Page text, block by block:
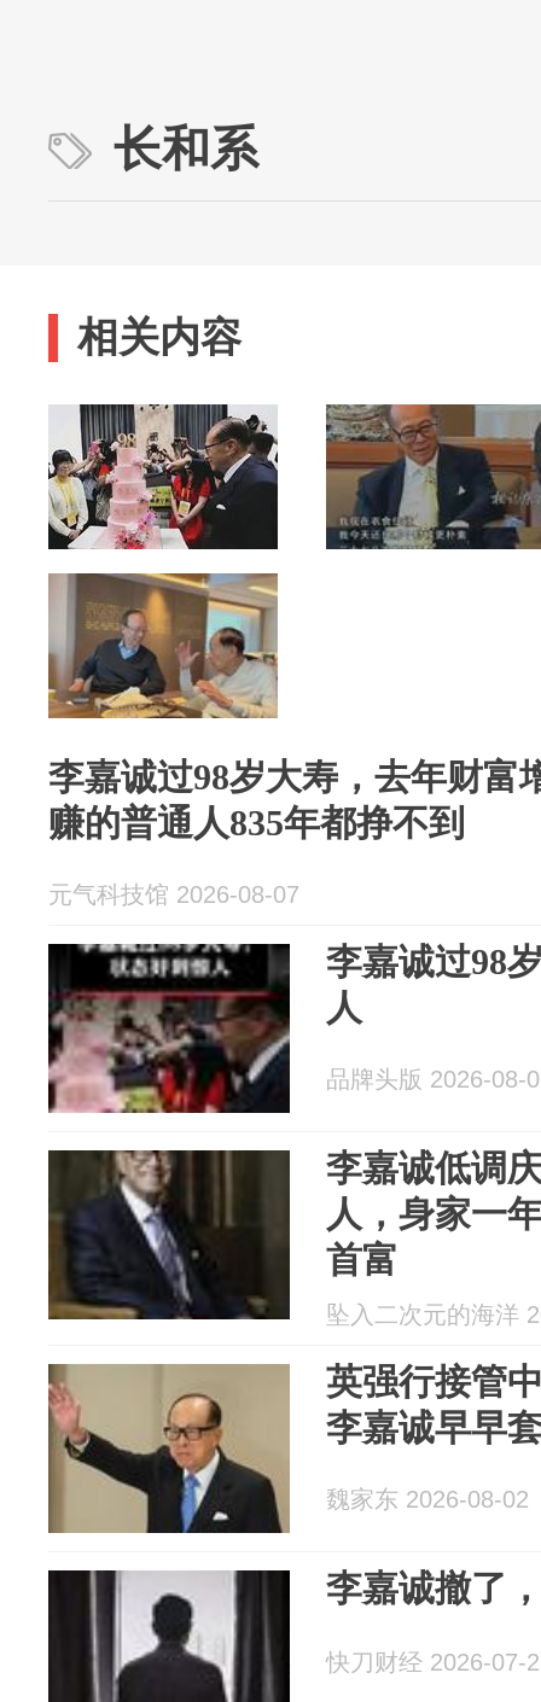
长和系
相关内容
李嘉诚过98岁大寿，去年财富
赚的普通人835年都挣不到
元气科技馆 2026-08-07
李嘉诚过98
人
品牌头版 2026-08-
李嘉诚低调
人，身家一
首富
坠入二次元的海洋
英强行接管
李嘉诚早早
魏家东 2026-08-02
李嘉诚撤了
快刀财经 2026-07-